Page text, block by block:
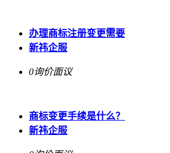
办理商标注册变更需要
新祎企服
0询价面议
商标变更手续是什么？
新祎企服